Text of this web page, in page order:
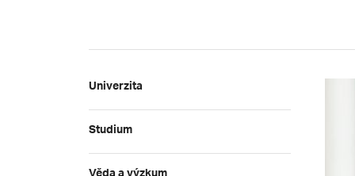
Univerzita
Studium